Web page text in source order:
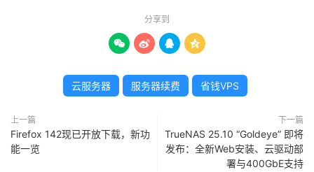
分享到
   
云服务器 服务器续费 省钱VPS
上一篇
Firefox 142现已开放下载，新功
能一览
下一篇
TrueNAS 25.10 “Goldeye” 即将
发布：全新Web安装、云驱动部
署与400GbE支持